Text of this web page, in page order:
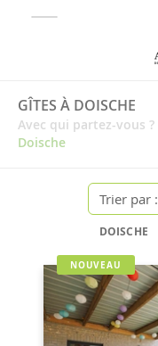
GÎTES À DOISCHE
Avec qui partez-vous ?
Doische
Trier par :
DOISCHE